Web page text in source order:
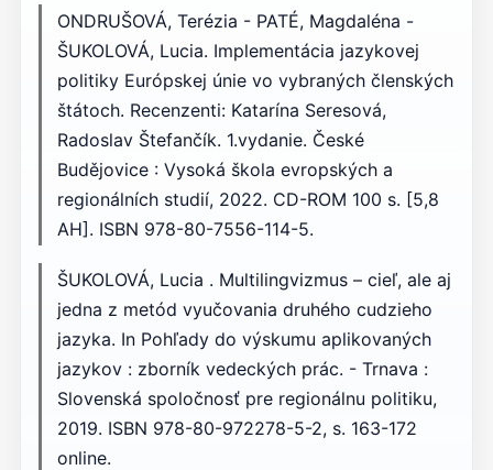
ONDRUŠOVÁ, Terézia - PATÉ, Magdaléna -
ŠUKOLOVÁ, Lucia. Implementácia jazykovej
politiky Európskej únie vo vybraných členských
štátoch. Recenzenti: Katarína Seresová,
Radoslav Štefančík. 1.vydanie. České
Budějovice : Vysoká škola evropských a
regionálních studií, 2022. CD-ROM 100 s. [5,8
AH]. ISBN 978-80-7556-114-5.
ŠUKOLOVÁ, Lucia . Multilingvizmus – cieľ, ale aj
jedna z metód vyučovania druhého cudzieho
jazyka. In Pohľady do výskumu aplikovaných
jazykov : zborník vedeckých prác. - Trnava :
Slovenská spoločnosť pre regionálnu politiku,
2019. ISBN 978-80-972278-5-2, s. 163-172
online.